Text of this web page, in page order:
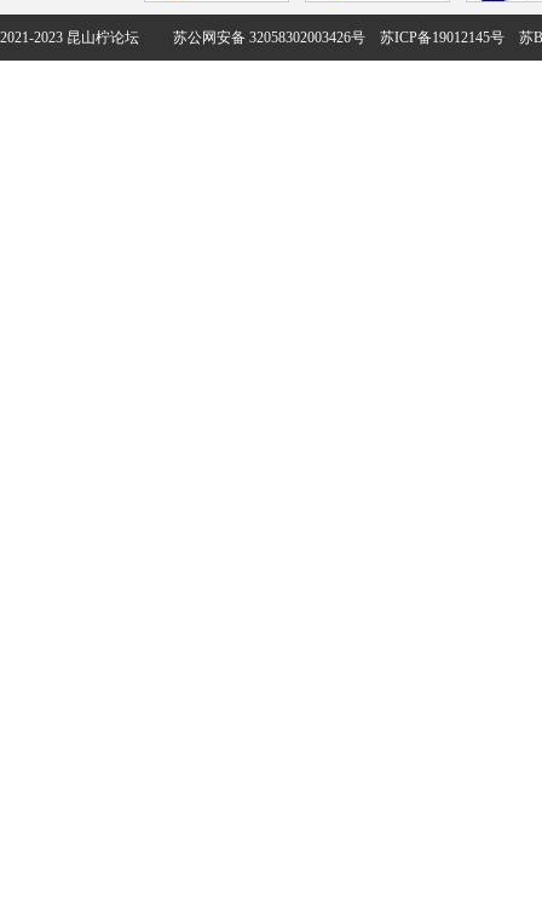
2021-2023 昆山柠论坛 苏公网安备 32058302003426号 苏ICP备19012145号 苏